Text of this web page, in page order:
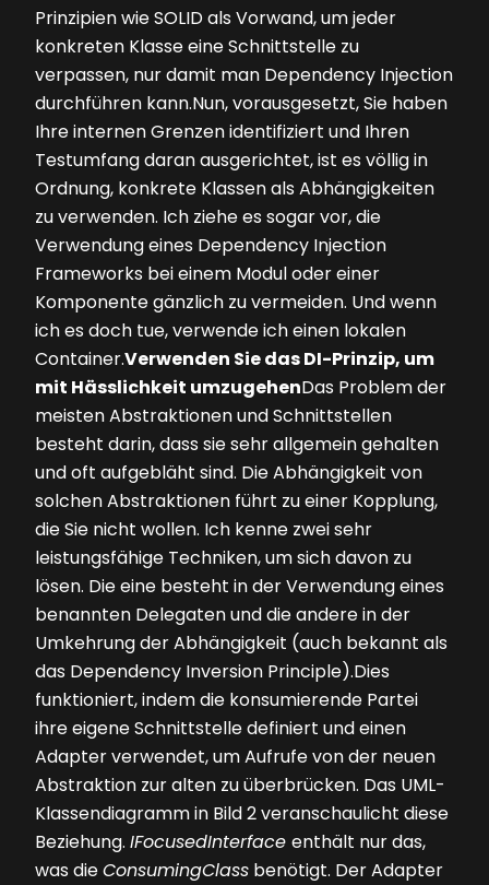
Prinzipien wie SOLID als Vorwand, um jeder
konkreten Klasse eine Schnittstelle zu
verpassen, nur damit man Dependency Injection
durchführen kann.Nun, vorausgesetzt, Sie haben
Ihre internen Grenzen identifiziert und Ihren
Testumfang daran ausgerichtet, ist es völlig in
Ordnung, konkrete Klassen als Abhängigkeiten
zu verwenden. Ich ziehe es sogar vor, die
Verwendung eines Dependency Injection
Frameworks bei einem Modul oder einer
Komponente gänzlich zu vermeiden. Und wenn
ich es doch tue, verwende ich einen lokalen
Container.Verwenden Sie das DI-Prinzip, um
mit Hässlichkeit umzugehenDas Problem der
meisten Abstraktionen und Schnittstellen
besteht darin, dass sie sehr allgemein gehalten
und oft aufgebläht sind. Die Abhängigkeit von
solchen Abstraktionen führt zu einer Kopplung,
die Sie nicht wollen. Ich kenne zwei sehr
leistungsfähige Techniken, um sich davon zu
lösen. Die eine besteht in der Verwendung eines
benannten Delegaten und die andere in der
Umkehrung der Abhängigkeit (auch bekannt als
das Dependency Inversion Principle).Dies
funktioniert, indem die konsumierende Partei
ihre ­eigene Schnittstelle definiert und einen
Adapter verwendet, um Aufrufe von der neuen
Abstraktion zur alten zu überbrücken. Das UML-
Klassendiagramm in Bild 2veranschaulicht diese
Beziehung. IFocusedInterface enthält nur das,
was dieConsumingClass benötigt. Der Adapter